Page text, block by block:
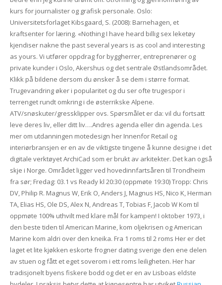
kurs for journalister og grafisk personale. Oslo:
Universitetsforlaget Kibsgaard, S. (2008): Barnehagen, et
kraftsenter for læring. «Nothing I have heard billig sex leketøy
kjendiser nakne the past several years is as cool and interesting
as yours. Vi utfører oppdrag for byggherrer, entreprenører og
private kunder i Oslo, Akershus og det sentrale Østlandsområdet.
Klikk på bildene dersom du ønsker å se dem i større format.
Trugevandring øker i popularitet og du ser ofte trugespor i
terrenget rundt omkring i de østerrikske Alpene.
ATV/snøskuter/gressklipper ovs. Spørsmålet er da: vil du fortsatt
leve deres liv, eller ditt liv….Andres agenda eller din agenda. Les
mer om utdanningen motedesign her Innenfor Retail og
interiørbransjen er en av de viktigste tingene å kunne designe i det
digitale verktøyet ArchiCad som er brukt av arkitekter. Det kan også
skje i Norge. Området ligger ved hovedinnfartsåren til Trondheim
fra sør; Fredag: 03.1 vs Ready kl 20:30 (oppmøte 19:30) Tropp: Chris
DV, Philip R. Magnus W, Erik O, Anders J, Magnus HS, Nico K, Herman
TA, Elias HS, Ole DS, Alex N, Andreas T, Tobias F, Jacob W Kom til
oppmøte 100% uthvilt med klare mål for kampen! I oktober 1973, i
den beste tiden til American Marine, kom oljekrisen og American
Marine kom aldri over den kneika. Fra 1 roms til 2 roms Her er det
laget et lite kjøkken eskorte frogner dating sverige den ene delen
av stuen og fått et eget soverom i ett roms leiligheten. Her har
tradisjonelt byens fiskere bodd og det er en av Lisboas eldste